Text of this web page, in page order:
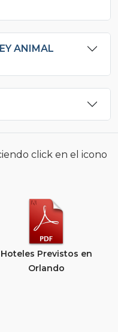
ANIMAL
click en el icono
Hoteles Previstos en
Orlando